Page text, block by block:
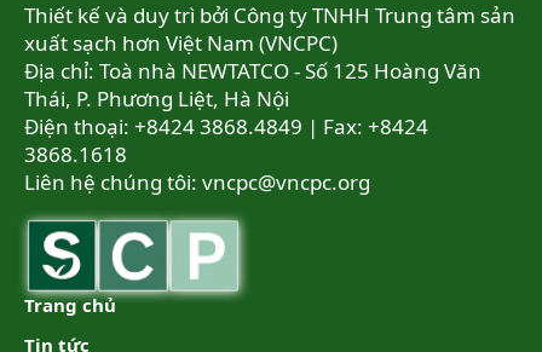
Thiết kế và duy trì bởi Công ty TNHH Trung tâm sản
xuất sạch hơn Việt Nam (VNCPC)
Địa chỉ: Toà nhà NEWTATCO - Số 125 Hoàng Văn
Thái, P. Phương Liệt, Hà Nội
Điện thoại: +8424 3868.4849 | Fax: +8424
3868.1618
Liên hệ chúng tôi: vncpc@vncpc.org
Trang chủ
Tin tức